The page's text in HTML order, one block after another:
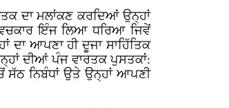
ਦਾ ਮਲਾਂਕਣ ਕਰਦਿਆਂ ਉਨ੍ਹਾਂ
ਇੰਜ ਲਿਆ ਧਰਿਆ ਜਿਵੇਂ
ਆਪਣਾ ਹੀ ਦੂਜਾ ਸਾਹਿੱਤਿਕ
ਦੀਆਂ ਪੰਜ ਵਾਰਤਕ ਪੁਸਤਕਾਂ:
ਸੱਠ ਨਿਬੰਧਾਂ ਉਤੇ ਉਨ੍ਹਾਂ ਆਪਣੀ